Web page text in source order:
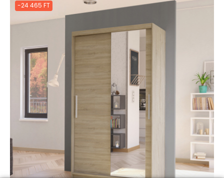
-24 465 FT